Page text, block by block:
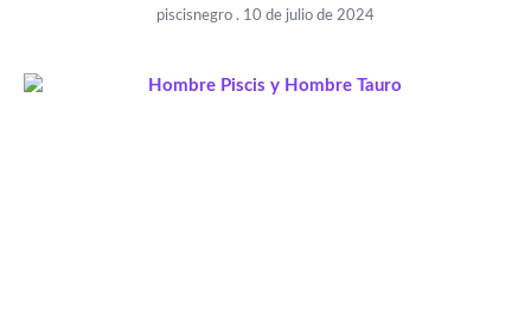
piscisnegro 10 de julio de 2024